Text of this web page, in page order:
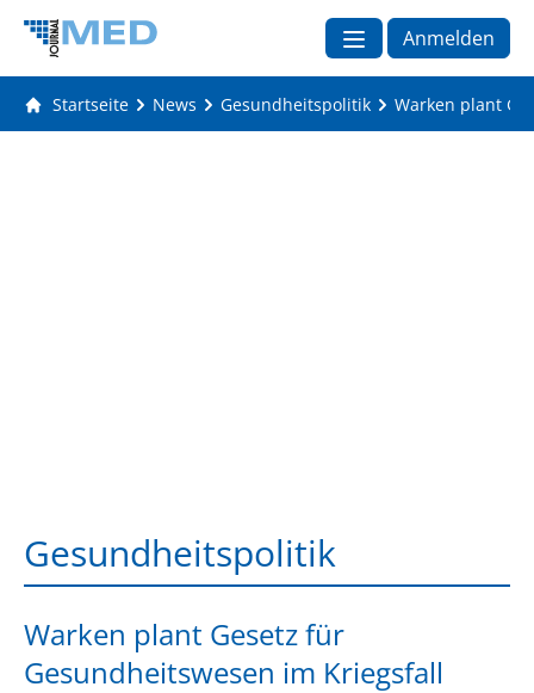
Anmelden
Startseite News Gesundheitspolitik Warken plant
Gesundheitspolitik
Warken plant Gesetz für
Gesundheitswesen im Kriegsfall